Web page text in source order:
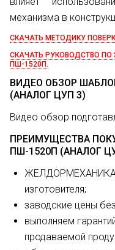
механизма в
СКАЧАТЬ МЕТОДИКУ
СКАЧАТЬ РУКОВОДСТВО ПО
ПШ-1520П.
ВИДЕО ОБЗОР
(АНАЛОГ ЦУП 3)
Видео обзор
ПРЕИМУЩЕСТВА
ПШ-1520П (АНАЛОГ
ЖЕЛДОРМЕХАНИКА
изготовителя;
заводские цены
выполняем
продаваемой